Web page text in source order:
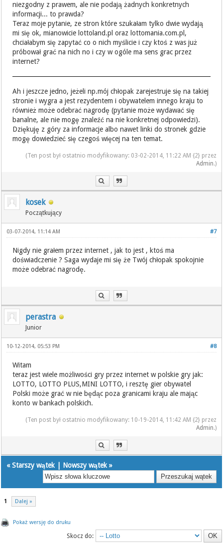
niezgodny z prawem, ale nie podają żadnych konkretnych
informacji... to prawda?
Teraz moje pytanie, ze stron które szukałam tylko dwie wydają
mi się ok, mianowicie lottoland.pl oraz lottomania.com.pl,
chciałabym się zapytać co o nich myślicie i czy ktoś z was już
próbował grać na nich no i czy w ogóle ma sens grac przez
internet?
Ah i jeszcze jedno, jeżeli np.mój chłopak zarejestruje się na takiej
stronie i wygra a jest rezydentem i obywatelem innego kraju to
również może odebrać nagrodę (pytanie może wydawać się
banalne, ale nie mogę znaleźć na nie konkretnej odpowiedzi).
Dziękuję z góry za informacje albo nawet linki do stronek gdzie
mogę dowiedzieć się czegoś więcej na ten temat.
(Ten post był ostatnio modyfikowany: 03-02-2014, 11:22 AM {2} przez
Admin.)
kosek
Początkujący
#7
03-07-2014, 11:14 AM
Nigdy nie grałem przez internet , jak to jest , ktoś ma
doświadczenie ? Saga wydaje mi się że Twój chłopak spokojnie
może odebrać nagrodę.
perastra
Junior
#8
10-12-2014, 05:53 PM
Witam
teraz jest wiele możliwości gry przez internet w polskie gry jak:
LOTTO, LOTTO PLUS,MINI LOTTO, i resztę gier obywatel
Polski może grać w nie będąc poza granicami kraju ale mając
konto w bankach polskich.
(Ten post był ostatnio modyfikowany: 10-19-2014, 11:42 AM {2} przez
Admin.)
«Starszy wątek Nowszy wątek »
1 Dalej »
Pokaż wersję do druku
Skocz do: